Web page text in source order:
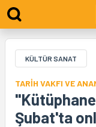
KÜLTÜR SANAT
TARİH VAKFI VE
Şubat'ta